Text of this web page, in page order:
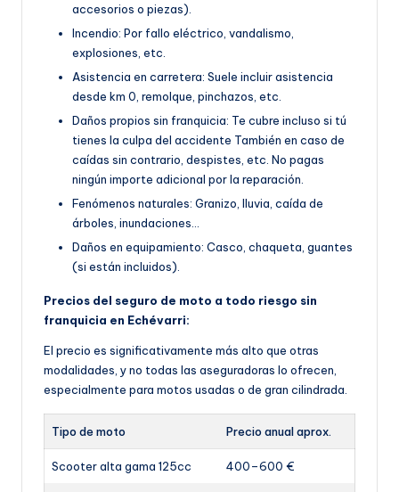
accesorios o piezas).
Incendio: Por fallo eléctrico, vandalismo,
explosiones, etc.
Asistencia en carretera: Suele incluir asistencia
desde km 0, remolque, pinchazos, etc.
Daños propios sin franquicia: Te cubre incluso si tú
tienes la culpa del accidente También en caso de
caídas sin contrario, despistes, etc. No pagas
ningún importe adicional por la reparación.
Fenómenos naturales: Granizo, lluvia, caída de
árboles, inundaciones…
Daños en equipamiento: Casco, chaqueta, guantes
(si están incluidos).
Precios del seguro de moto a todo riesgo sin
franquicia en Echévarri:
El precio es significativamente más alto que otras
modalidades, y no todas las aseguradoras lo ofrecen,
especialmente para motos usadas o de gran cilindrada.
Tipo de moto Precio anual aprox.
Scooter alta gama 125cc 400–600 €